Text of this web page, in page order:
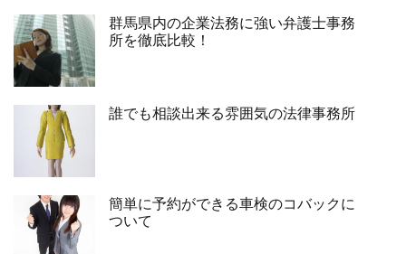
群馬県内の企業法務に強い弁護士事務
所を徹底比較！
誰でも相談出来る雰囲気の法律事務所
簡単に予約ができる車検のコバックに
ついて